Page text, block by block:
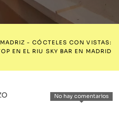
MADRIZ -CÓCTELES CON VISTAS:
EN EL RIU SKY BAR EN MADRID
No hay comentarios